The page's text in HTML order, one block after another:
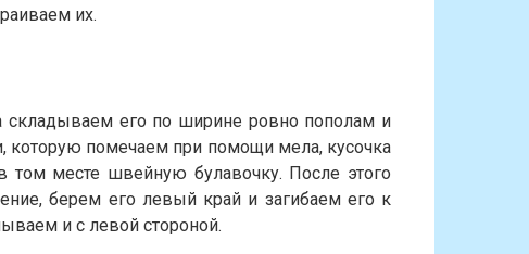
их.
складываем его по ширине ровно пополам и
которую помечаем при помощи мела, кусочка
месте швейную булавочку. После этого
берем его левый край и загибаем его к
и с левой стороной.